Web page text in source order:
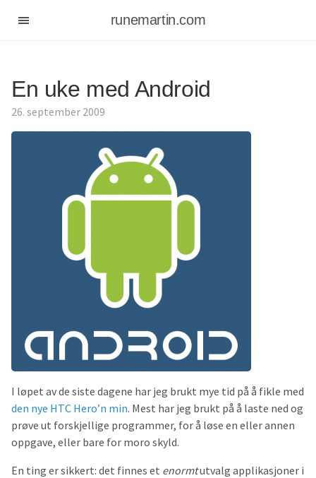
runemartin.com
En uke med Android
26. september 2009
I løpet av de siste dagene har jeg brukt mye tid på å fikle med
den nye HTC Hero’n min. Mest har jeg brukt på å laste ned og
prøve ut forskjellige programmer, for å løse en eller annen
oppgave, eller bare for moro skyld.
En ting er sikkert: det finnes et enormtutvalg applikasjoner i